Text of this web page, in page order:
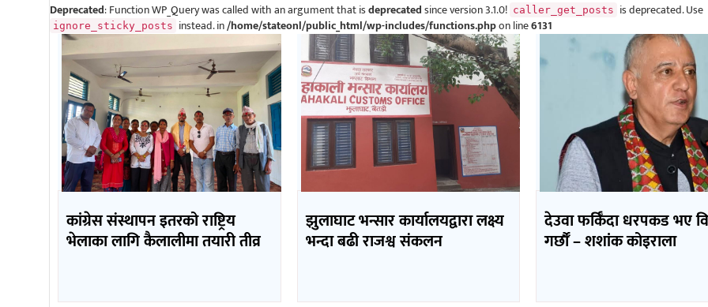
Deprecated: Function WP_Query was called with an argument that isdeprecatedsince version 3.1.0! caller_get_posts is deprecated. Use
ignore_sticky_posts instead. in/home/stateonl/public_html/wp-includes/functions.phpon line6131
कांग्रेस संस्थापन इतरको राष्ट्रिय
भेलाका लागि कैलालीमा तयारी तीव्र
झुलाघाट भन्सार कार्यालयद्वारा लक्ष्य
भन्दा बढी राजश्व संकलन
देउवा फर्किँदा धरपकड भए
गर्छौँं – शशांक कोइराला